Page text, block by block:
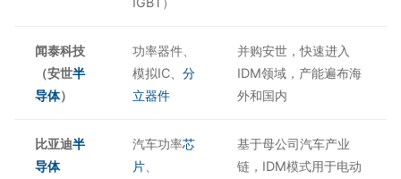
闻泰科技
（安世半
导体）
功率器件、
模拟IC、分
立器件
并购安世，快速进入
IDM领域，产能遍布海
外和国内
比亚迪半
导体
汽车功率芯
片
基于母公司汽车产业
链，IDM模式用于电动